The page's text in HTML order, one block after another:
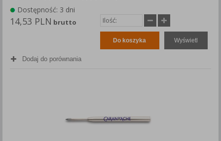
Dostępność: 3 dni
14,53 PLN brutto
Do koszyka Wyświetl
Dodaj do porównania